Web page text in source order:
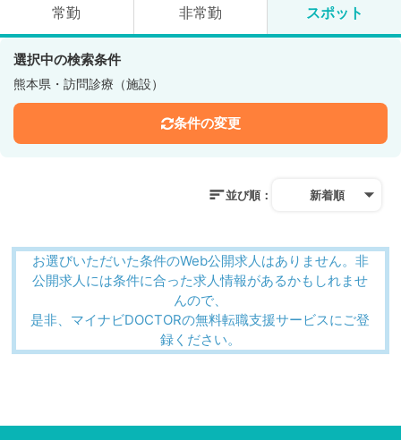
常勤 非常勤 スポット
選択中の検索条件
熊本県・訪問診療（施設）
条件の変更
並び順： 新着順
お選びいただいた条件のWeb公開求人はありません。非
公開求人には条件に合った求人情報があるかもしれませ
んので、
是非、マイナビDOCTORの無料転職支援サービスにご登
録ください。